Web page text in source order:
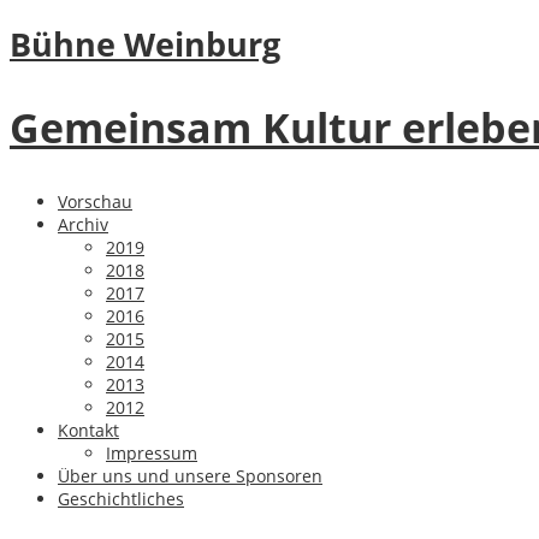
Bühne Weinburg
Gemeinsam Kultur
Vorschau
Archiv
2019
2018
2017
2016
2015
2014
2013
2012
Kontakt
Impressum
Über uns und unsere Sponsoren
Geschichtliches